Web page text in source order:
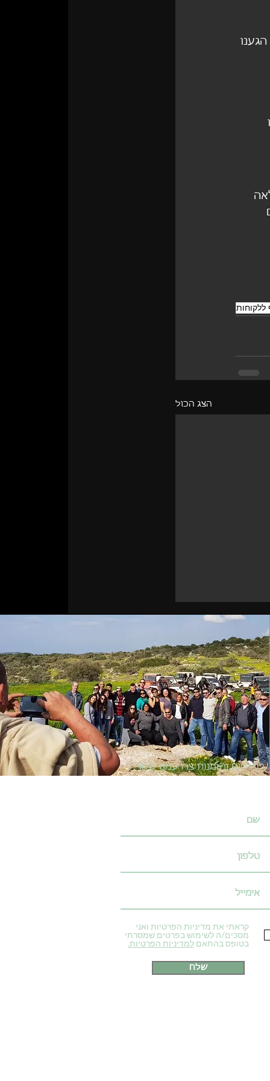
ללקוחות
הצג הכול
גיבוש מדברי
לפרטים והזמנות צרו עמנו קשר:
קראתי את מדיניות הפרטיות ואני
מסכים/ה לשימוש בפרטים שמסרתי
בטופס בהתאם למדיניות הפרטיות.
שלח